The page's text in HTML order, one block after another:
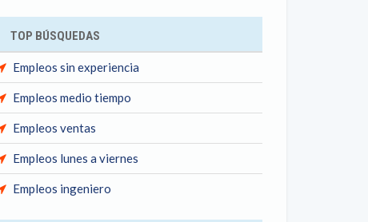
TOP BÚSQUEDAS
Empleos sin experiencia
Empleos medio tiempo
Empleos ventas
Empleos lunes a viernes
Empleos ingeniero